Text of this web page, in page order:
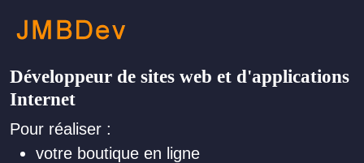
Développeur de sites web et d'applications
Internet
Pour réaliser :
votre boutique en ligne